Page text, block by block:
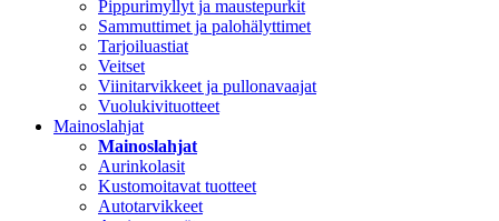
Pippurimyllyt ja maustepurkit
Sammuttimet ja palohälyttimet
Tarjoiluastiat
Veitset
Viinitarvikkeet ja pullonavaajat
Vuolukivituotteet
Mainoslahjat
Mainoslahjat
Aurinkolasit
Kustomoitavat tuotteet
Autotarvikkeet